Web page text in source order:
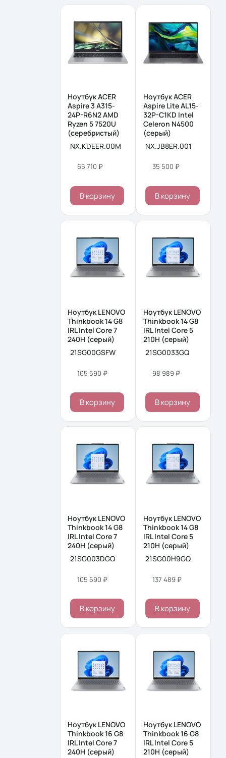
Ноутбук ACER
Aspire 3 A315-
24P-R6N2 AMD
Ryzen 5 7520U
(серебристый)
NX.KDEER.00M
65 710 ₽
В корзину
Ноутбук ACER
Aspire Lite AL15-
32P-C1KD Intel
Celeron N4500
(серый)
NX.JB8ER.001
35 500 ₽
В корзину
Ноутбук LENOVO
Thinkbook 14 G8
IRL Intel Core 7
240H (серый)
21SG00GSFW
105 590 ₽
В корзину
Ноутбук LENOVO
Thinkbook 14 G8
IRL Intel Core 5
210H (серый)
21SG0033GQ
98 989 ₽
В корзину
Ноутбук LENOVO
Thinkbook 14 G8
IRL Intel Core 7
240H (серый)
21SG003DGQ
105 590 ₽
В корзину
Ноутбук LENOVO
Thinkbook 14 G8
IRL Intel Core 5
210H (серый)
21SG00H9GQ
137 489 ₽
В корзину
Ноутбук LENOVO
Thinkbook 16 G8
IRL Intel Core 7
240H (серый)
Ноутбук LENOVO
Thinkbook 16 G8
IRL Intel Core 5
210H (серый)